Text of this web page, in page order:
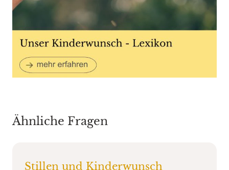
Ähnliche Fragen
Stillen und Kinderwunsch